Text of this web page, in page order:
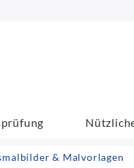
& Malvorlagen